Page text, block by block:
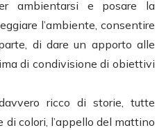
ambientarsi e posare la
l’ambiente, consentire
di dare un apporto alle
di condivisione di obiettivi
ricco di storie, tutte
di colori, l’appello del mattino